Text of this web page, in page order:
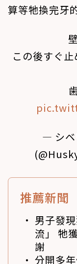
算等牠換完牙
この後すぐ
— シベ
推薦新聞
男子發
流」 牠
謝
分開多